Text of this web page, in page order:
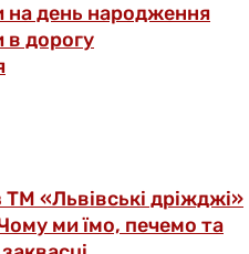
на день народження
в дорогу
«Львівські дріжджі»
ми їмо, печемо та